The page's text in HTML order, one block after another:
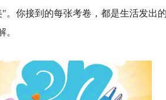
。你接到的每张考卷，都是生活发